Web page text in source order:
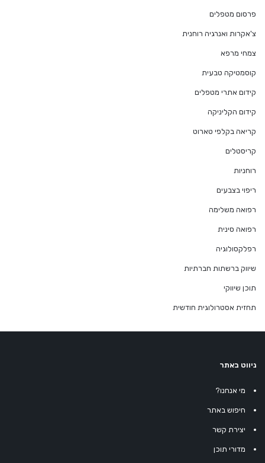
פרסום מטפלים
צ'אקרות ואנרגיה רוחנית
צמחי מרפא
קוסמטיקה טבעית
קידום אתרי מטפלים
קידום הקליניקה
קריאה בקלפי טארוט
קריסטלים
רוחניות
ריפוי בצבעים
רפואה משלימה
רפואה סינית
רפלקסולוגיה
שיווק ברשתות חברתיות
תוכן שיווקי
תחזית אסטרולוגית חודשית
ניווט באתר
מי אנחנו?
חיפוש באתר
יצירת קשר
מדורי תוכן